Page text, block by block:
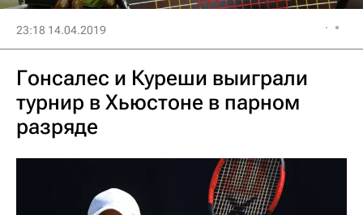
23:18 14.04.2019
Гонсалес и Куреши выиграли
турнир в Хьюстоне в парном
разряде